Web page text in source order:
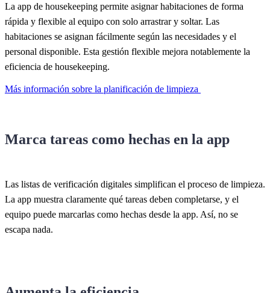
La app de housekeeping permite asignar habitaciones de forma
rápida y flexible al equipo con solo arrastrar y soltar. Las
habitaciones se asignan fácilmente según las necesidades y el
personal disponible. Esta gestión flexible mejora notablemente la
eficiencia de housekeeping.
Más información sobre la planificación de limpieza
Marca tareas como hechas en la app
Las listas de verificación digitales simplifican el proceso de limpieza.
La app muestra claramente qué tareas deben completarse, y el
equipo puede marcarlas como hechas desde la app. Así, no se
escapa nada.